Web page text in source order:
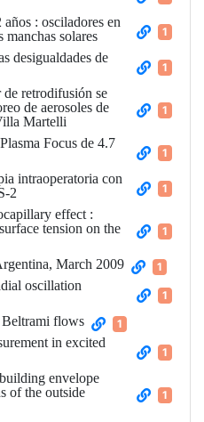
: osciladores en
solares
1
desigualdades de
1
de retrodifusión se
de aerosoles de
Martelli
1
Focus de 4.7
1
intraoperatoria con
2
1
effect :
tension on the
1
March 2009 1
oscillation
1
flows 1
in excited
1
envelope
of the outside
1